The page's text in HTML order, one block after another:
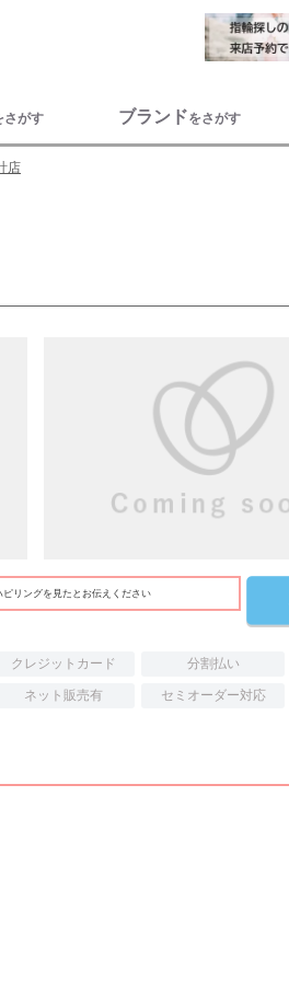
さがす ブランドをさがす
店
リングを見たとお伝えください
クレジットカード 分割払い
ネット販売有 セミオーダー対応